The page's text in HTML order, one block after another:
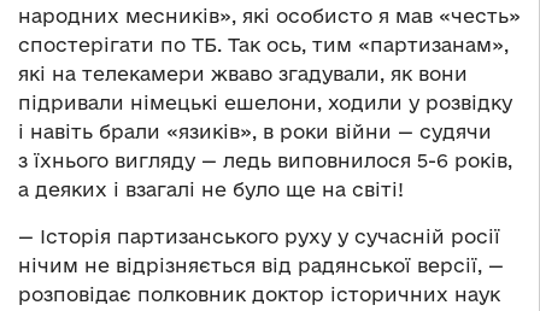
народних месників», які особисто я мав «честь»
спостерігати по ТБ. Так ось, тим «партизанам»,
які на телекамери жваво згадували, як вони
підривали німецькі ешелони, ходили у розвідку
і навіть брали «язиків», в роки війни — судячи
з їхнього вигляду — ледь виповнилося 5-6 років,
а деяких і взагалі не було ще на світі!
— Історія партизанського руху у сучасній росії
нічим не відрізняється від радянської версії, —
розповідає полковник доктор історичних наук